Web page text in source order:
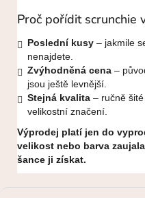
Proč pořídit scrunchie
Poslední kusy – jakmile
nenajdete.
Zvýhodněná cena –
jsou ještě levnější.
Stejná kvalita – ručně
velikostní značení.
Výprodej platí jen do
velikost nebo barva
šance ji získat.